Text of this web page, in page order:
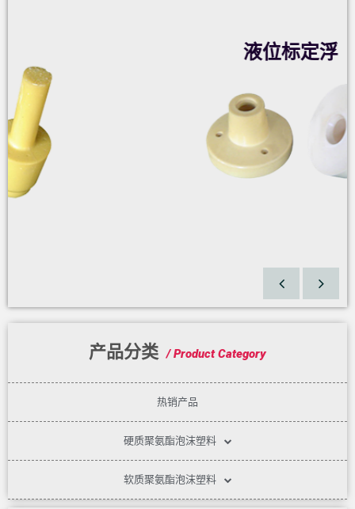
产品分类 / Product Category
热销产品
硬质聚氨酯泡沫塑料
软质聚氨酯泡沫塑料